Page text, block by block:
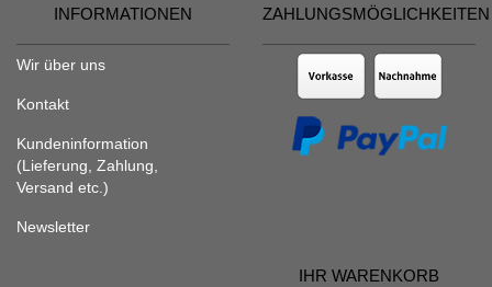
INFORMATIONEN
Wir über uns
Kontakt
Kundeninformation
(Lieferung, Zahlung,
Versand etc.)
Newsletter
ZAHLUNGSMÖGLICHKEITEN
IHR WARENKORB